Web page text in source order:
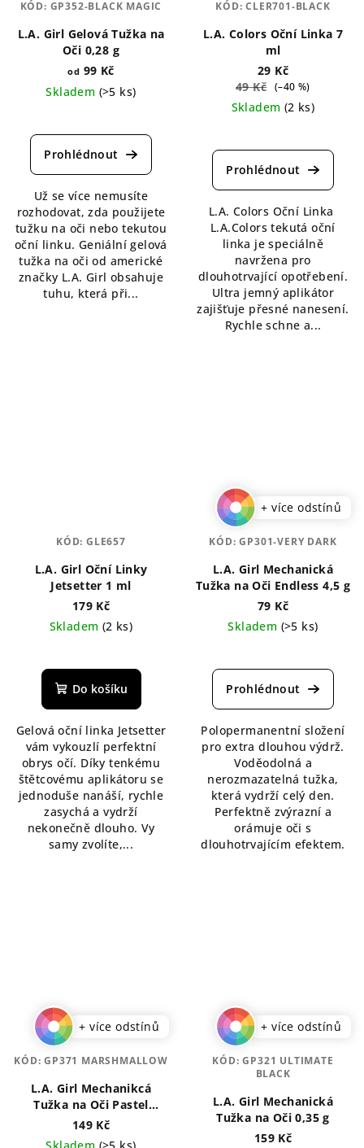
L.A. Girl Gelová Tužka na
Oči 0,28 g
od 99 Kč
Skladem (>5 ks)
hodnocení
produktu
z
5
hvězdiček.
Už se více nemusíte
rozhodovat, zda použijete
tužku na oči nebo tekutou
oční linku. Geniální gelová
tužka na oči od americké
značky L.A. Girl obsahuje
tuhu, která při...
KÓD: GP352-BLACK MAGIC
L.A. Colors Oční Linka 7
ml
29 Kč
49 Kč (–40 %)
Skladem (2 ks)
hodnocení
produktu
z
5
hvězdiček.
L.A. Colors Oční Linka
L.A.Colors tekutá oční
linka je speciálně
navržena pro
dlouhotrvající opotřebení.
Ultra jemný aplikátor
zajišťuje přesné nanesení.
Rychle schne a...
KÓD:CLER701-BLACK
L.A. Girl Oční Linky
Jetsetter 1 ml
179 Kč
Skladem (2 ks)
Do košíku
Gelová oční linka Jetsetter
vám vykouzlí perfektní
obrys očí. Díky tenkému
štětcovému aplikátoru se
jednoduše nanáší, rychle
zasychá a vydrží
nekonečně dlouho. Vy
samy zvolíte,...
KÓD:GLE657
+ více odstínů
L.A. Girl Mechanická
Tužka na Oči Endless 4,5 g
79 Kč
Skladem (>5 ks)
hodnocení
produktu
z
5
hvězdiček.
Polopermanentní složení
pro extra dlouhou výdrž.
Voděodolná a
nerozmazatelná tužka,
která vydrží celý den.
Perfektně zvýrazní a
orámuje oči s
dlouhotrvajícím efektem.
KÓD:GP301-VERY DARK
+ více odstínů
L.A. Girl Mechanikcá
Tužka na Oči Pastel
Dream 1,2 g
149 Kč
KÓD:GP371 MARSHMALLOW
+ více odstínů
L.A. Girl Mechanická
Tužka na Oči 0,35 g
159 Kč
KÓD:GP321 ULTIMATE
BLACK